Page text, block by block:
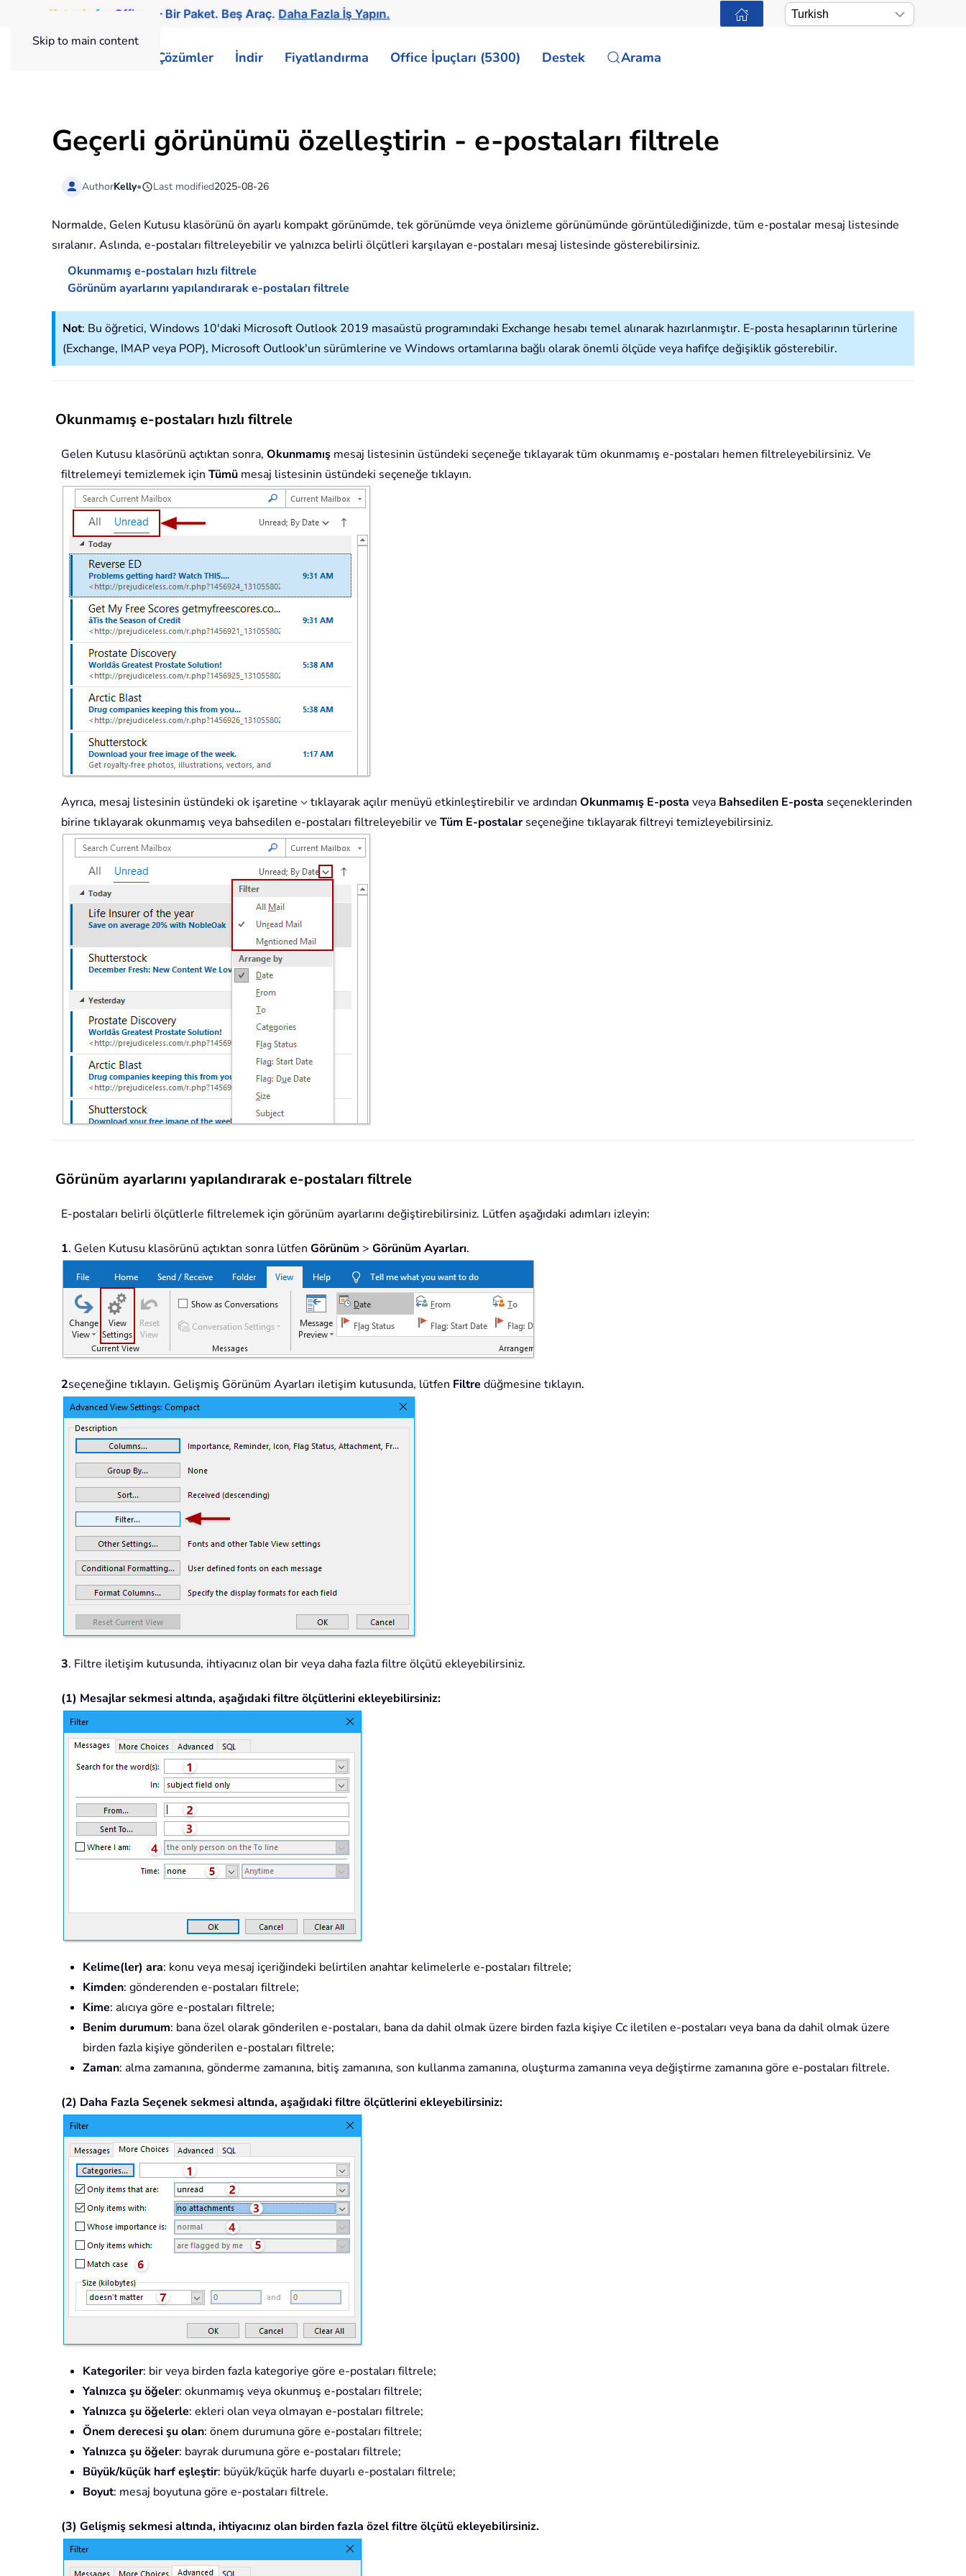
Skip to main content
Kutools for Office — Bir Paket. Beş Araç.Daha Fazla İş Yapın.
Çözümler İndir Fiyatlandırma Office İpuçları (5300) Destek Arama
Geçerli görünümü özelleştirin - e-postaları filtrele
AuthorKelly• Last modified2025-08-26
Normalde, Gelen Kutusu klasörünü ön ayarlı kompakt görünümde, tek görünümde veya önizleme görünümünde görüntülediğinizde, tüm e-postalar mesaj listesinde
sıralanır. Aslında, e-postaları filtreleyebilir ve yalnızca belirli ölçütleri karşılayan e-postaları mesaj listesinde gösterebilirsiniz.
Okunmamış e-postaları hızlı filtrele
Görünüm ayarlarını yapılandırarak e-postaları filtrele
Not: Bu öğretici, Windows 10'daki Microsoft Outlook 2019 masaüstü programındaki Exchange hesabı temel alınarak hazırlanmıştır. E-posta hesaplarının türlerine
(Exchange, IMAP veya POP), Microsoft Outlook'un sürümlerine ve Windows ortamlarına bağlı olarak önemli ölçüde veya hafifçe değişiklik gösterebilir.
Okunmamış e-postaları hızlı filtrele
Gelen Kutusu klasörünü açtıktan sonra, Okunmamış mesaj listesinin üstündeki seçeneğe tıklayarak tüm okunmamış e-postaları hemen filtreleyebilirsiniz. Ve
filtrelemeyi temizlemek için Tümü mesaj listesinin üstündeki seçeneğe tıklayın.
Ayrıca, mesaj listesinin üstündeki ok işaretine tıklayarak açılır menüyü etkinleştirebilir ve ardından Okunmamış E-posta veya Bahsedilen E-posta seçeneklerinden
birine tıklayarak okunmamış veya bahsedilen e-postaları filtreleyebilir ve Tüm E-postalarseçeneğine tıklayarak filtreyi temizleyebilirsiniz.
Görünüm ayarlarını yapılandırarak e-postaları filtrele
E-postaları belirli ölçütlerle filtrelemek için görünüm ayarlarını değiştirebilirsiniz. Lütfen aşağıdaki adımları izleyin:
1. Gelen Kutusu klasörünü açtıktan sonra lütfen Görünüm > Görünüm Ayarları.
2seçeneğine tıklayın. Gelişmiş Görünüm Ayarları iletişim kutusunda, lütfen Filtre düğmesine tıklayın.
3. Filtre iletişim kutusunda, ihtiyacınız olan bir veya daha fazla filtre ölçütü ekleyebilirsiniz.
(1) Mesajlar sekmesi altında, aşağıdaki filtre ölçütlerini ekleyebilirsiniz:
Kelime(ler) ara: konu veya mesaj içeriğindeki belirtilen anahtar kelimelerle e-postaları filtrele;
Kimden: gönderenden e-postaları filtrele;
Kime: alıcıya göre e-postaları filtrele;
Benim durumum: bana özel olarak gönderilen e-postaları, bana da dahil olmak üzere birden fazla kişiye Cc iletilen e-postaları veya bana da dahil olmak üzere
birden fazla kişiye gönderilen e-postaları filtrele;
Zaman: alma zamanına, gönderme zamanına, bitiş zamanına, son kullanma zamanına, oluşturma zamanına veya değiştirme zamanına göre e-postaları filtrele.
(2) Daha Fazla Seçenek sekmesi altında, aşağıdaki filtre ölçütlerini ekleyebilirsiniz:
Kategoriler: bir veya birden fazla kategoriye göre e-postaları filtrele;
Yalnızca şu öğeler: okunmamış veya okunmuş e-postaları filtrele;
Yalnızca şu öğelerle: ekleri olan veya olmayan e-postaları filtrele;
Önem derecesi şu olan: önem durumuna göre e-postaları filtrele;
Yalnızca şu öğeler: bayrak durumuna göre e-postaları filtrele;
Büyük/küçük harf eşleştir: büyük/küçük harfe duyarlı e-postaları filtrele;
Boyut: mesaj boyutuna göre e-postaları filtrele.
(3) Gelişmiş sekmesi altında, ihtiyacınız olan birden fazla özel filtre ölçütü ekleyebilirsiniz.